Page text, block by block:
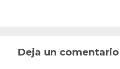
Deja un comentario